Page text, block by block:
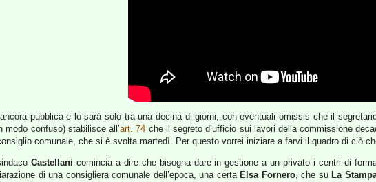
pubblica e lo sarà solo tra una decina di giorni, con eventuali omissis che il
modo confuso) stabilisce all’art. 74 che il segreto d’ufficio sui lavori della commissione
comunale, che si è svolta martedì. Per questo vorrei iniziare a farvi il quadro di ciò
Castellani comincia a dire che bisogna dare in gestione a un privato i centri di
di una consigliera comunale dell’epoca, una certa Elsa Fornero, che su La